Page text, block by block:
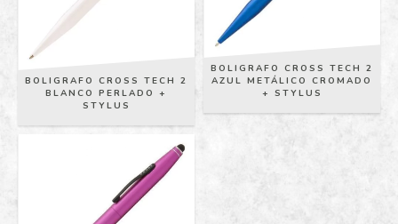
BOLIGRAFO CROSS TECH 2
BLANCO PERLADO +
STYLUS
BOLIGRAFO CROSS TECH 2
AZUL METÁLICO CROMADO
+ STYLUS